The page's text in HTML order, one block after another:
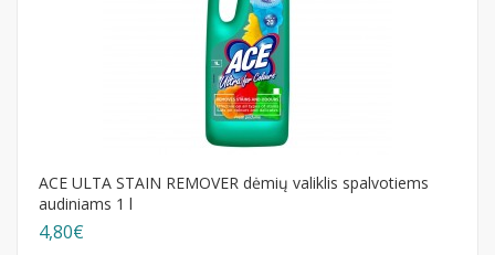
ACE ULTA STAIN REMOVER dėmių valiklis spalvotiems
audiniams 1 l
4,80€